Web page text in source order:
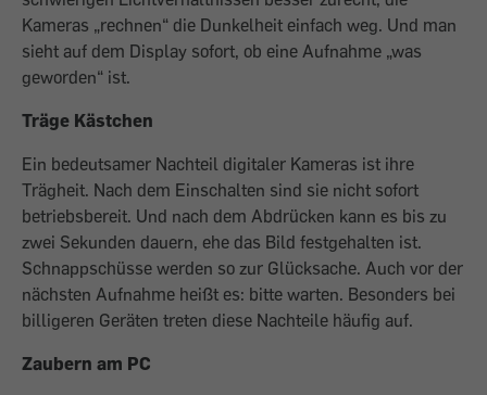
Kameras „rechnen“ die Dunkelheit einfach weg. Und man
sieht auf dem Display sofort, ob eine Aufnahme „was
geworden“ ist.
Träge Kästchen
Ein bedeutsamer Nachteil digitaler Kameras ist ihre
Trägheit. Nach dem Einschalten sind sie nicht sofort
betriebsbereit. Und nach dem Abdrücken kann es bis zu
zwei Sekunden dauern, ehe das Bild festgehalten ist.
Schnappschüsse werden so zur Glücksache. Auch vor der
nächsten Aufnahme heißt es: bitte warten. Besonders bei
billigeren Geräten treten diese Nachteile häufig auf.
Zaubern am PC